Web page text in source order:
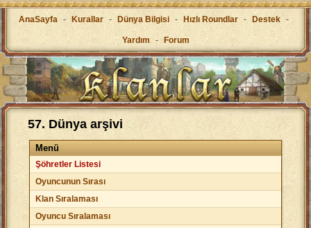
AnaSayfa - Kurallar - Dünya Bilgisi - Hızlı Roundlar - Destek -
Yardım - Forum
57. Dünya arşivi
Menü
Şöhretler Listesi
Oyuncunun Sırası
Klan Sıralaması
Oyuncu Sıralaması